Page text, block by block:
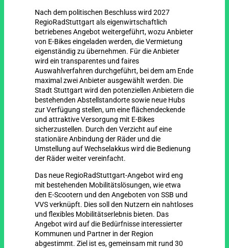
Nach dem politischen Beschluss wird 2027
RegioRadStuttgart als eigenwirtschaftlich
betriebenes Angebot weitergeführt, wozu Anbieter
von E‐Bikes eingeladen werden, die Vermietung
eigenständig zu übernehmen. Für die Anbieter
wird ein transparentes und faires
Auswahlverfahren durchgeführt, bei dem am Ende
maximal zwei Anbieter ausgewählt werden. Die
Stadt Stuttgart wird den potenziellen Anbietern die
bestehenden Abstellstandorte sowie neue Hubs
zur Verfügung stellen, um eine flächendeckende
und attraktive Versorgung mit E‐Bikes
sicherzustellen. Durch den Verzicht auf eine
stationäre Anbindung der Räder und die
Umstellung auf Wechselakkus wird die Bedienung
der Räder weiter vereinfacht.
Das neue RegioRadStuttgart‐Angebot wird eng
mit bestehenden Mobilitätslösungen, wie etwa
den E‐Scootern und den Angeboten von SSB und
VVS verknüpft. Dies soll den Nutzern ein nahtloses
und flexibles Mobilitätserlebnis bieten. Das
Angebot wird auf die Bedürfnisse interessierter
Kommunen und Partner in der Region
abgestimmt. Ziel ist es, gemeinsam mit rund 30